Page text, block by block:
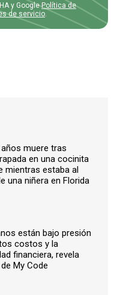
y GooglePolítica de
de servicio
muere tras
en una cocinita
mientras estaba al
una niñera en Florida
están bajo presión
costos y la
financiera, revela
My Code